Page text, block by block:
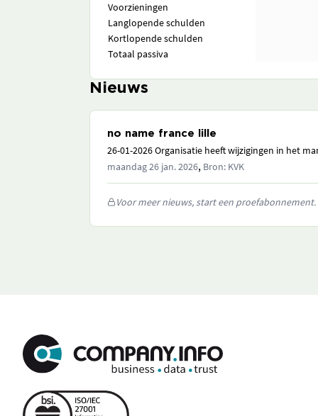
Voorzieningen
Langlopende schulden
Kortlopende schulden
Totaal passiva
Nieuws
no name france lille
26-01-2026 Organisatie heeft wijzigingen in het
maandag 26 jan. 2026, Bron: KVK
Voor meer nieuws, start een proefabonnement.